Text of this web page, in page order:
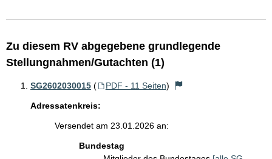
Zu diesem RV abgegebene grundlegende
Stellungnahmen/Gutachten (1)
SG2602030015 ( PDF - 11 Seiten)
Adressatenkreis:
Versendet am 23.01.2026 an:
Bundestag